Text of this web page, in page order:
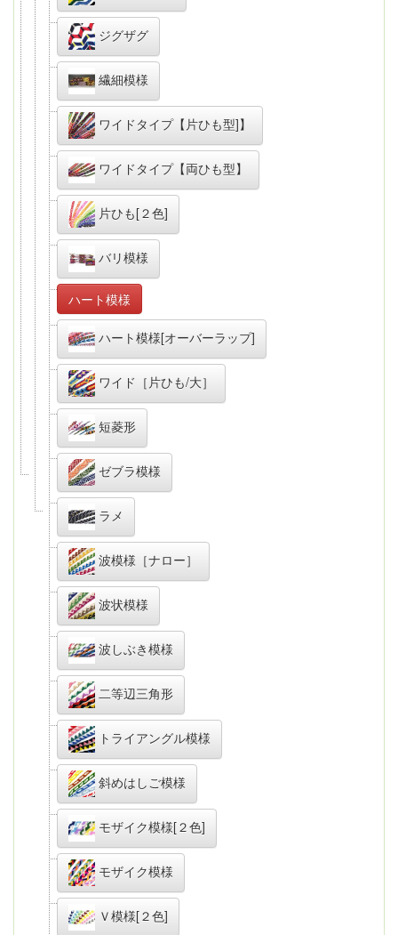
ジグザグ
繊細模様
ワイドタイプ【片ひも型]】
ワイドタイプ【両ひも型】
片ひも[２色]
バリ模様
ハート模様
ハート模様[オーバーラップ]
ワイド［片ひも/大］
短菱形
ゼブラ模様
ラメ
波模様［ナロー］
波状模様
波しぶき模様
二等辺三角形
トライアングル模様
斜めはしご模様
モザイク模様[２色]
モザイク模様
Ｖ模様[２色]